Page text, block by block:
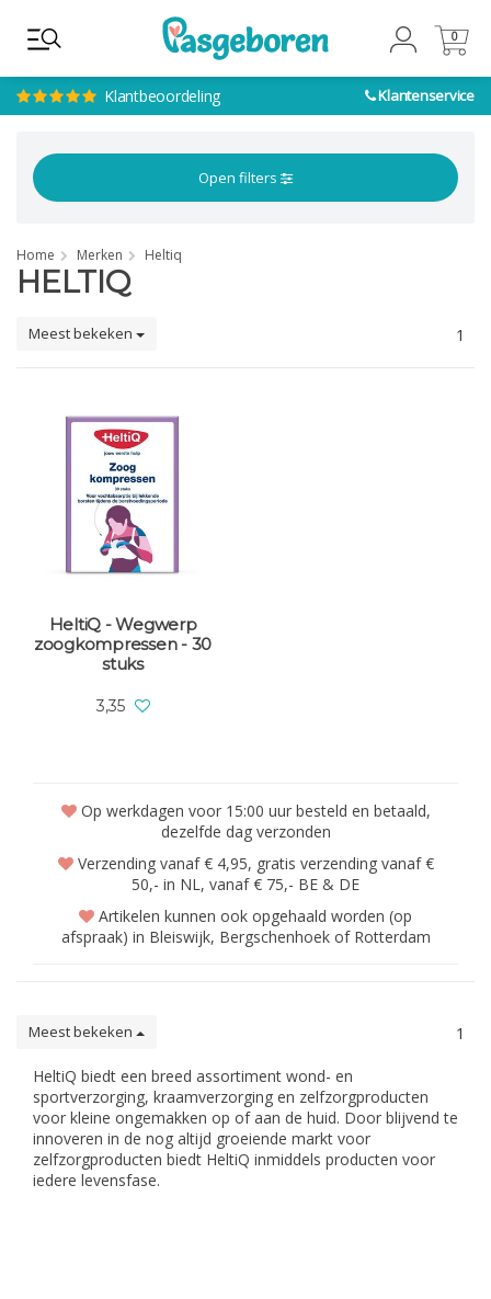
Klantbeoordeling Klantenservice
0
0
Open filters
Home Merken Heltiq
HELTIQ
Meest bekeken 1
HeltiQ - Wegwerp
zoogkompressen - 30
stuks
3,35
Op werkdagen voor 15:00 uur besteld en betaald,
dezelfde dag verzonden
Verzending vanaf € 4,95, gratis verzending vanaf €
50,- in NL, vanaf € 75,- BE & DE
Artikelen kunnen ook opgehaald worden (op
afspraak) in Bleiswijk, Bergschenhoek of Rotterdam
Meest bekeken 1
HeltiQ biedt een breed assortiment wond- en
sportverzorging, kraamverzorging en zelfzorgproducten
voor kleine ongemakken op of aan de huid. Door blijvend te
innoveren in de nog altijd groeiende markt voor
zelfzorgproducten biedt HeltiQ inmiddels producten voor
iedere levensfase.